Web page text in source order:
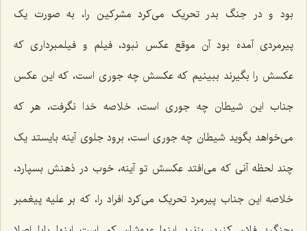
بود و در جنگ بدر تحریک می‌کرد مشرکین را، به صورت یک
پیرمردی آمده بود آن موقع عکس نبود، فیلم و فیلمبرداری که
عکسش را بگیرند ببینیم که عکسش چه جوری است، که این عکس
جناب این شیطان چه جوری است، خلاصه خدا نگرفت، هر که
می‌خواهد بگوید شیطان چه جوری است، برود جلوی آینه بایستد یک
چند لحظه آنی که می‌افتد عکسش تو آینه، خوب در ذهنش بسپارد،
خلاصه این جناب پیرمرد تحریک می‌کرد افراد را، که بر علیه پیغمبر